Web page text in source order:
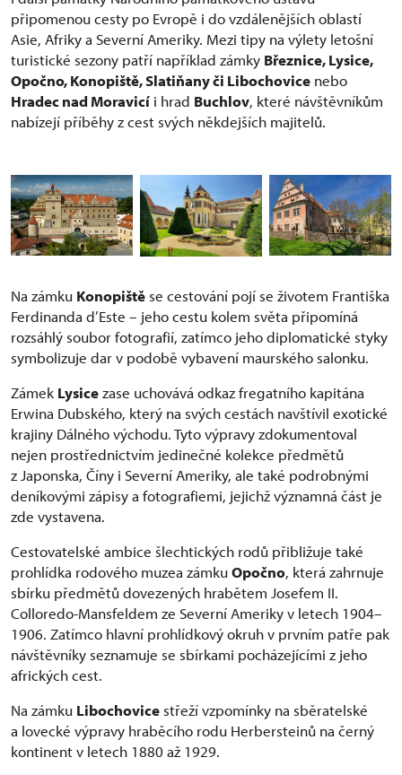
připomenou cesty po Evropě i do vzdálenějších oblastí
Asie, Afriky a Severní Ameriky. Mezi tipy na výlety letošní
turistické sezony patří například zámky Březnice, Lysice,
Opočno, Konopiště, Slatiňany či Libochovice nebo
Hradec nad Moravicí i hrad Buchlov, které návštěvníkům
nabízejí příběhy z cest svých někdejších majitelů.
Na zámku Konopiště se cestování pojí se životem Františka
Ferdinanda d’Este – jeho cestu kolem světa připomíná
rozsáhlý soubor fotografií, zatímco jeho diplomatické styky
symbolizuje dar v podobě vybavení maurského salonku.
Zámek Lysicezase uchovává odkaz fregatního kapitána
Erwina Dubského, který na svých cestách navštívil exotické
krajiny Dálného východu. Tyto výpravy zdokumentoval
nejen prostřednictvím jedinečné kolekce předmětů
z Japonska, Číny i Severní Ameriky, ale také podrobnými
deníkovými zápisy a fotografiemi, jejichž významná část je
zde vystavena.
Cestovatelské ambice šlechtických rodů přibližuje také
prohlídka rodového muzea zámkuOpočno, která zahrnuje
sbírku předmětů dovezených hrabětem Josefem II.
Colloredo-Mansfeldem ze Severní Ameriky v letech 1904–
1906. Zatímco hlavní prohlídkový okruh v prvním patře pak
návštěvníky seznamuje se sbírkami pocházejícími z jeho
afrických cest.
Na zámku Libochovice střeží vzpomínky na sběratelské
a lovecké výpravy hraběcího rodu Herbersteinů na černý
kontinent v letech 1880 až 1929.